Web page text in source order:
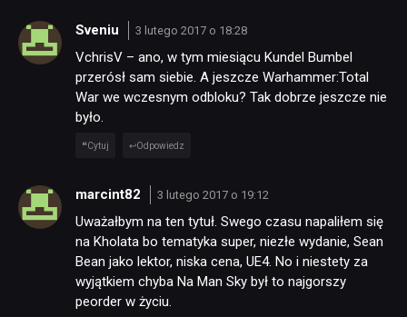
Sveniu 3 lutego 2017 o 18:28
VchrisV – ano, w tym miesiącu Kundel Bumbel
przerósł sam siebie. A jeszcze Warhammer:Total
War we wczesnym odbloku? Tak dobrze jeszcze nie
było.
Cytuj Odpowiedz
marcint82 3 lutego 2017 o 19:12
Uważałbym na ten tytuł. Swego czasu napaliłem się
na Kholata bo tematyka super, niezłe wydanie, Sean
Bean jako lektor, niska cena, UE4. No i niestety za
wyjątkiem chyba Na Man Sky był to najgorszy
peorder w życiu.